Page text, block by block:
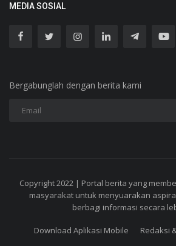
MEDIA SOSIAL
Bergabunglah dengan berita kami
Copyright 2022 | Portal berita yang
masyarakat untuk menyuarakan
berbagi informasi secara
Download Aplikasi Mobile Redaksi